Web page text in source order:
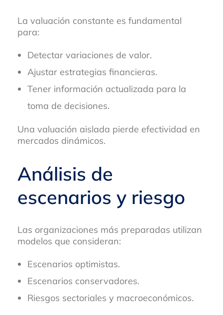
La valuación constante es fundamental
para:
Detectar variaciones de valor.
Ajustar estrategias financieras.
Tener información actualizada para la
toma de decisiones.
Una valuación aislada pierde efectividad en
mercados dinámicos.
Análisis de
escenarios y riesgo
Las organizaciones más preparadas utilizan
modelos que consideran:
Escenarios optimistas.
Escenarios conservadores.
Riesgos sectoriales y macroeconómicos.